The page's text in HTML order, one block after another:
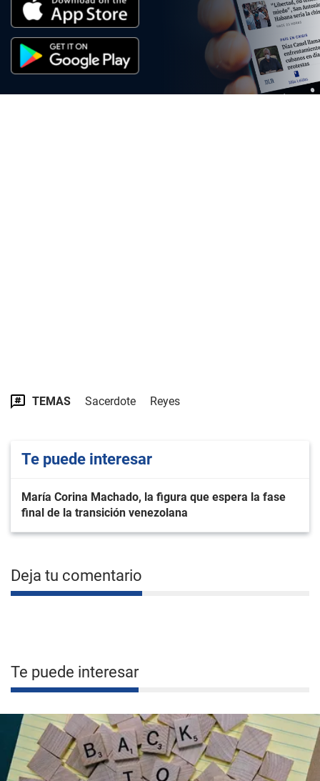
TEMAS Sacerdote Reyes
Te puede interesar
María Corina Machado, la figura que espera la fase
final de la transición venezolana
Deja tu comentario
Te puede interesar